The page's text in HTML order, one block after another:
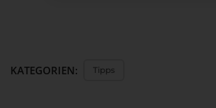
KATEGORIEN: Tipps